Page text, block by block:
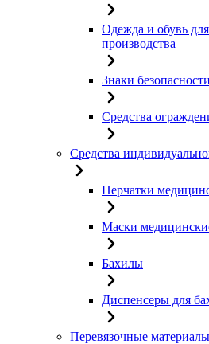
Одежда и обувь
производства
Знаки безопасности
Средства
Средства
Перчатки
Маски
Бахилы
Диспенсеры для
Перевязочные